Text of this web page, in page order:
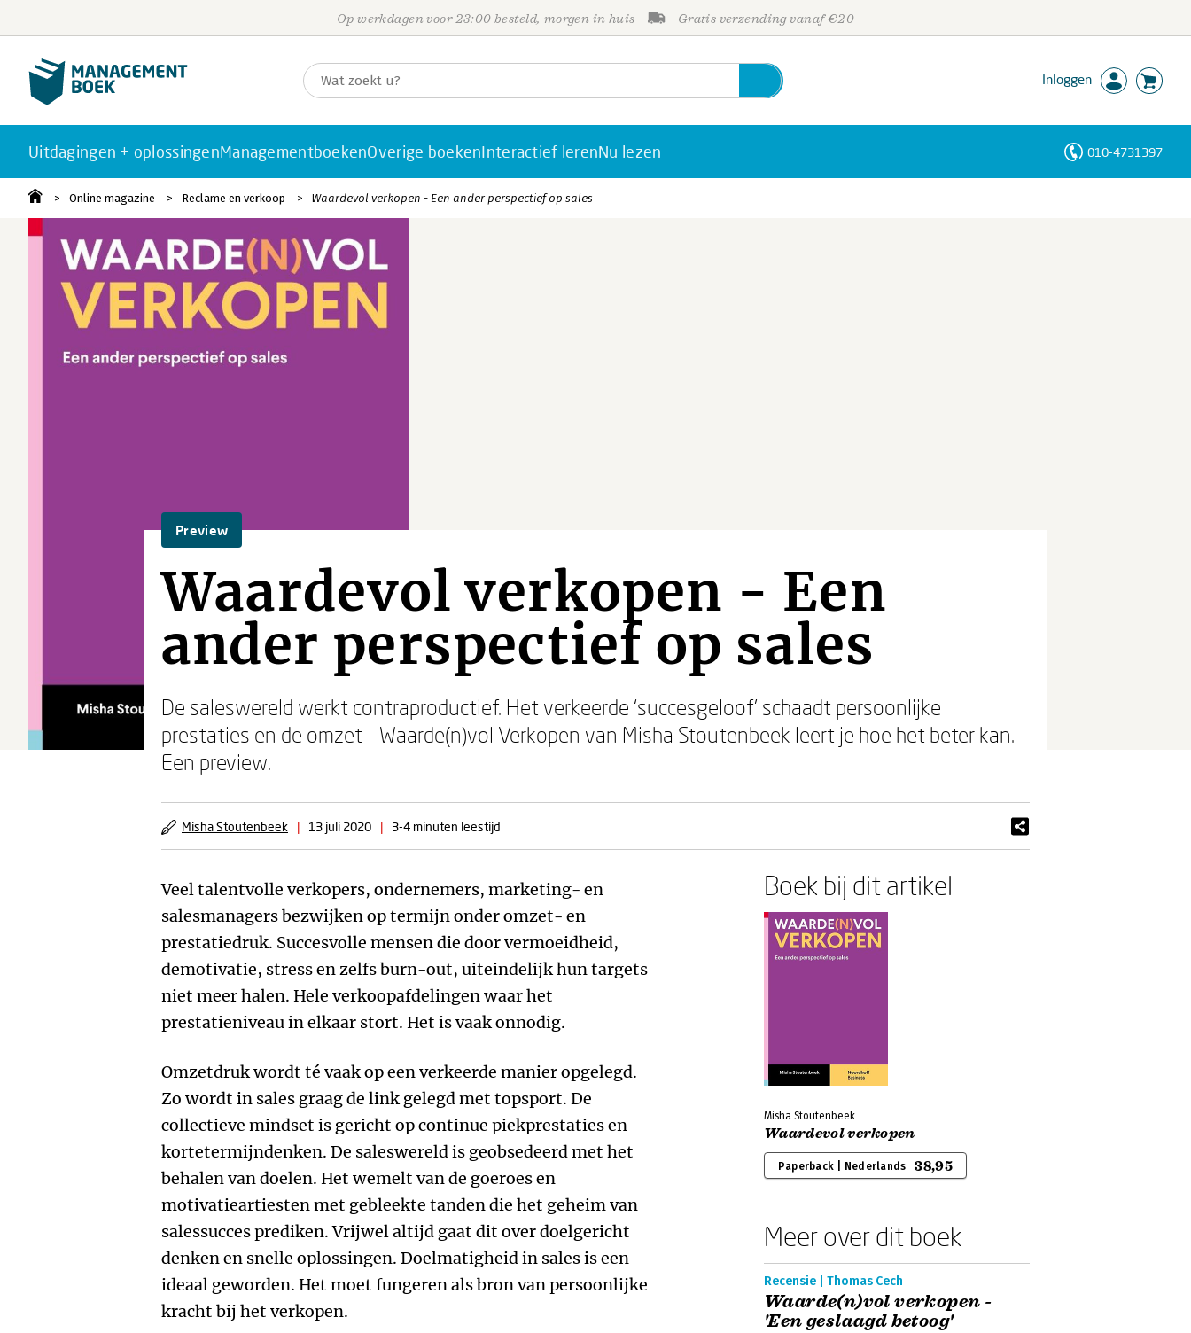
Op werkdagen voor 23:00 besteld, morgen in huis Gratis verzending vanaf €20
Inloggen
Uitdagingen + oplossingenManagementboekenOverige boekenInteractief lerenNu lezen 010-4731397
Online magazine Reclame en verkoop Waardevol verkopen - Een ander perspectief op sales
Preview
Waardevol verkopen - Een
ander perspectief op sales
De saleswereld werkt contraproductief. Het verkeerde ‘succesgeloof’ schaadt persoonlijke
prestaties en de omzet – Waarde(n)vol Verkopen van Misha Stoutenbeek leert je hoe het beter kan.
Een preview.
Misha Stoutenbeek | 13 juli 2020 | 3-4 minuten leestijd
Veel talentvolle verkopers, ondernemers, marketing- en
salesmanagers bezwijken op termijn onder omzet- en
prestatiedruk. Succesvolle mensen die door vermoeidheid,
demotivatie, stress en zelfs burn-out, uiteindelijk hun targets
niet meer halen. Hele verkoopafdelingen waar het
prestatieniveau in elkaar stort. Het is vaak onnodig.
Omzetdruk wordt té vaak op een verkeerde manier opgelegd.
Zo wordt in sales graag de link gelegd met topsport. De
collectieve mindset is gericht op continue piekprestaties en
kortetermijndenken. De saleswereld is geobsedeerd met het
behalen van doelen. Het wemelt van de goeroes en
motivatieartiesten met gebleekte tanden die het geheim van
salessucces prediken. Vrijwel altijd gaat dit over doelgericht
denken en snelle oplossingen. Doelmatigheid in sales is een
ideaal geworden. Het moet fungeren als bron van persoonlijke
kracht bij het verkopen.
Boek bij dit artikel
Misha Stoutenbeek
Waardevol verkopen
Paperback | Nederlands 38,95
Meer over dit boek
Recensie | Thomas Cech
Waarde(n)vol verkopen -
'Een geslaagd betoog'
Personen